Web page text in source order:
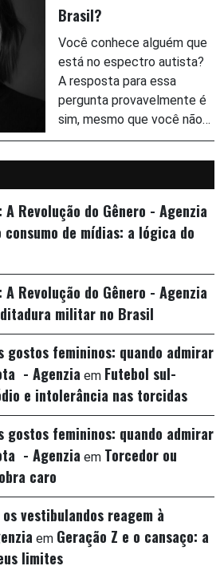
Brasil?
Você conhece alguém que
está no espectro autista?
A resposta para essa
pergunta provavelmente é
sim, mesmo que você não…
Revolução do Gênero - Agenzia
de mídias: a lógica do
Revolução do Gênero - Agenzia
militar no Brasil
gostos femininos: quando admirar
- Agenzia em Futebol sul-
e intolerância nas torcidas
gostos femininos: quando admirar
- Agenzia em Torcedor ou
caro
vestibulandos reagem à
em Geração Z e o cansaço: a
limites